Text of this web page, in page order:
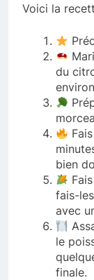
Voici la
du
bien
fais-
avec
le
finale.